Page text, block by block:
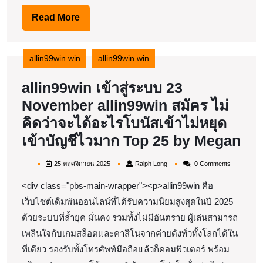
ตา
แรก
ระบบ
ไว
มาก
Top
81
by
Tonja
Read MoreRead
More
allin99win.win allin99win.win
allin99win เข้าสู่ระบบ 23
November allin99win สมัคร ไม่
คิดว่าจะได้อะไรโบนัสเข้าไม่หยุด
เข้าบัญชีไวมาก Top 25 by Megan
25 พฤศจิกายน 202525
Ralph LongRalph
0 Comments
<div class="pbs-main-wrapper"><p>allin99win คือ
เว็บไซต์เดิมพันออนไลน์ที่ได้รับความนิยมสูงสุดในปี 2025
ด้วยระบบที่ล้ำยุค มั่นคง รวมทั้งไม่มีอันตราย ผู้เล่นสามารถ
เพลินใจกับเกมสล็อตและคาสิโนจากค่ายดังทั่วทั้งโลกได้ใน
ที่เดียว รองรับทั้งโทรศัพท์มือถือแล้วก็คอมพิวเตอร์ พร้อม